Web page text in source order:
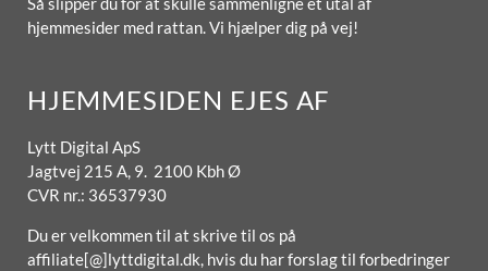
hjemmesider med rattan. Vi hjælper dig på vej!
HJEMMESIDEN EJES AF
Lytt Digital ApS
Jagtvej 215 A, 9. 2100 Kbh Ø
CVR nr.: 36537930
Du er velkommen til at skrive til os på
affiliate[@]lyttdigital.dk, hvis du har forslag til forbedringer